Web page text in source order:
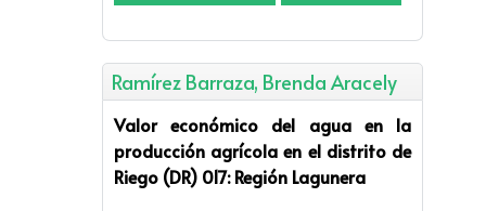
Ramírez Barraza, Brenda Aracely
Valor económico del agua en la
producción agrícola en el distrito de
Riego (DR) 017: Región Lagunera